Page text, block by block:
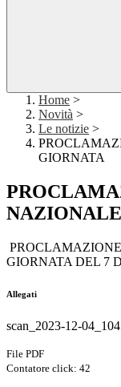
Home >
Novità >
Le notizie >
GIORNATA
GIORNATA DEL 7
Allegati
scan_2023-12-
File PDF
Contatore click: 42